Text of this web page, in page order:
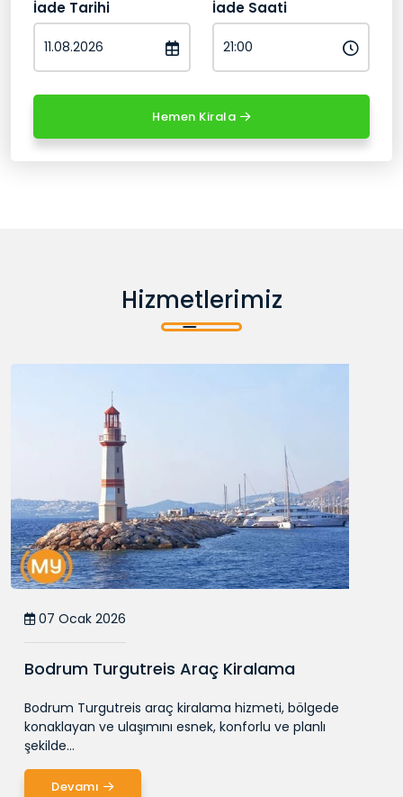
İade Tarihi İade Saati
Hemen Kirala
Hizmetlerimiz
07 Ocak 2026
Bodrum Turgutreis Araç Kiralama
Bodrum Turgutreis araç kiralama hizmeti, bölgede
konaklayan ve ulaşımını esnek, konforlu ve planlı
şekilde...
Devamı